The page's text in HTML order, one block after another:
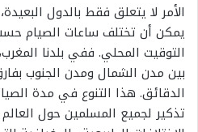
الأمر لا يتعلق فقط بالدول
يمكن أن تختلف ساعات الصيام
التوقيت المحلي. ففي بلدنا
بين مدن الشمال ومدن الجنوب
الدقائق. هذا التنوع في مدة
تذكير لجميع المسلمين حول